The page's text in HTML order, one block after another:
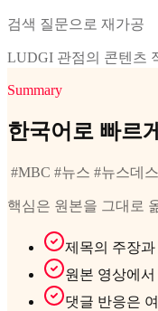
검색 질문으로 재가공
LUDGI 관점의 콘텐츠
Summary
한국어로 빠르
ㅤ #MBC #뉴스 #뉴스
핵심은 원본을 그대로
제목의 주장
원본 영상에
댓글 반응은